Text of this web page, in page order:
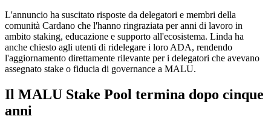
L'annuncio ha suscitato risposte da delegatori e membri della
comunità Cardano che l'hanno ringraziata per anni di lavoro in
ambito staking, educazione e supporto all'ecosistema. Linda ha
anche chiesto agli utenti di ridelegare i loro ADA, rendendo
l'aggiornamento direttamente rilevante per i delegatori che avevano
assegnato stake o fiducia di governance a MALU.
Il MALU Stake Pool termina dopo cinque
anni